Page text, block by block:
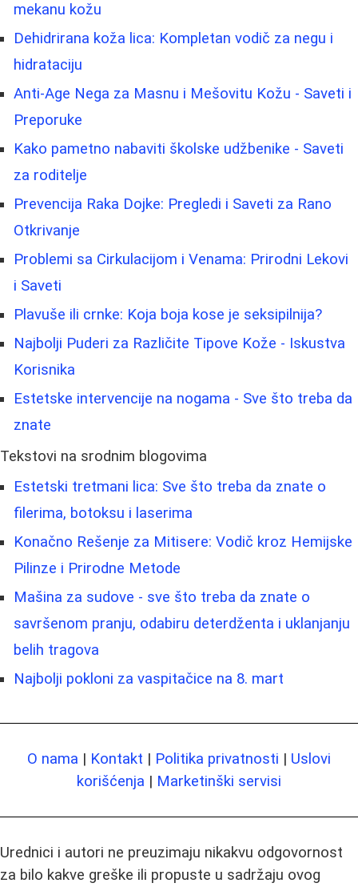
mekanu kožu
Dehidrirana koža lica: Kompletan vodič za negu i
hidrataciju
Anti-Age Nega za Masnu i Mešovitu Kožu - Saveti i
Preporuke
Kako pametno nabaviti školske udžbenike - Saveti
za roditelje
Prevencija Raka Dojke: Pregledi i Saveti za Rano
Otkrivanje
Problemi sa Cirkulacijom i Venama: Prirodni Lekovi
i Saveti
Plavuše ili crnke: Koja boja kose je seksipilnija?
Najbolji Puderi za Različite Tipove Kože - Iskustva
Korisnika
Estetske intervencije na nogama - Sve što treba da
znate
Tekstovi na srodnim blogovima
Estetski tretmani lica: Sve što treba da znate o
filerima, botoksu i laserima
Konačno Rešenje za Mitisere: Vodič kroz Hemijske
Pilinze i Prirodne Metode
Mašina za sudove - sve što treba da znate o
savršenom pranju, odabiru deterdženta i uklanjanju
belih tragova
Najbolji pokloni za vaspitačice na 8. mart
O nama | Kontakt | Politika privatnosti | Uslovi
korišćenja | Marketinški servisi
Urednici i autori ne preuzimaju nikakvu odgovornost
za bilo kakve greške ili propuste u sadržaju ovog